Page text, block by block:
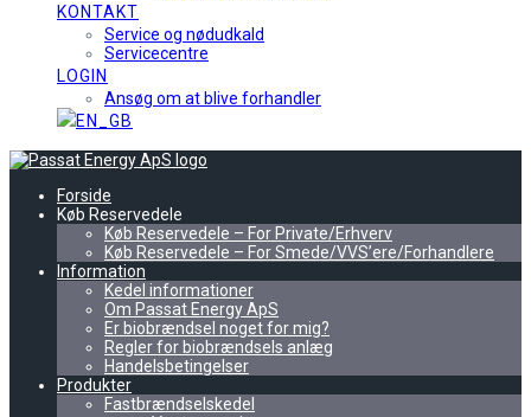
KONTAKT
Service og nødudkald
Servicecentre
LOGIN
Ansøg om at blive forhandler
Forside
Køb Reservedele
Køb Reservedele – For Private/Erhverv
Køb Reservedele – For Smede/VVS’ere/Forhandlere
Information
Kedel informationer
Om Passat Energy ApS
Er biobrændsel noget for mig?
Regler for biobrændsels anlæg
Handelsbetingelser
Produkter
Fastbrændselskedel